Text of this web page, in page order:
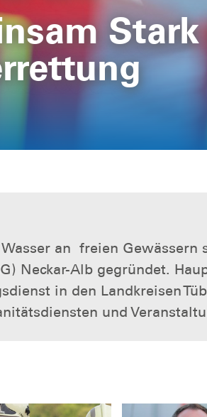
an freien
Neckar-Alb gegründet.
in den Landkreisen
und